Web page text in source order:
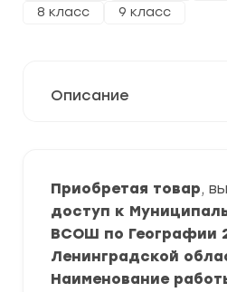
8 класс
9 класс
Описание
Приобретая товар,
доступ к
ВСОШ по Географии
Ленинградской
Наименование